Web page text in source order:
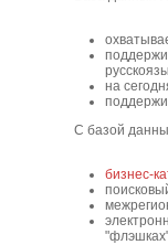
на
С базой
бизнес-